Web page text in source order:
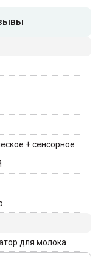
+ сенсорное
для молока